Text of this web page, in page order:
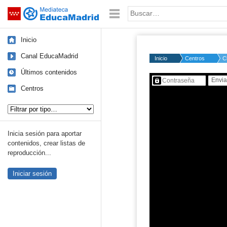
Saltar navegación Palabra o frase:
Inicio
Canal EducaMadrid
Últimos contenidos
Centros
Inicia sesión para aportar
contenidos, crear listas de
reproducción...
Iniciar sesión
Inicio Centros
Contenido protegido…